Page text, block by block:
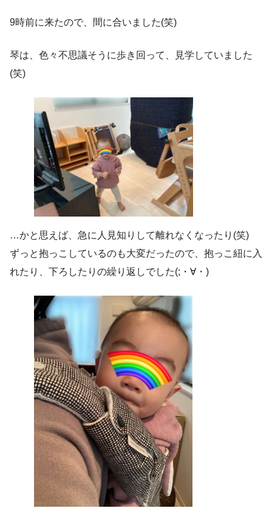
9時前に来たので、間に合いました(笑)
琴は、色々不思議そうに歩き回って、見学していました
(笑)
…かと思えば、急に人見知りして離れなくなったり(笑)
ずっと抱っこしているのも大変だったので、抱っこ紐に入
れたり、下ろしたりの繰り返しでした(;・∀・)